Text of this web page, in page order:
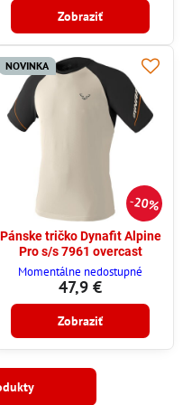
Zobraziť
20%
NOVINKA
Pánske tričko Dynafit Alpine
Pro s/s 7961 overcast
Momentálne nedostupné
47,9 €
Zobraziť